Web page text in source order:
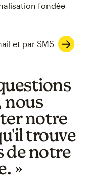
fondée
et par SMS
nous
notre
trouve
de notre
»